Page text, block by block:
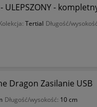
-
Tertial Długość/
Dragon Zasilanie USB
Długość/wysokość: 10 cm